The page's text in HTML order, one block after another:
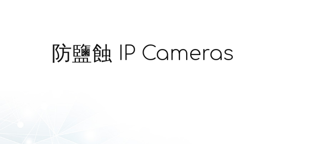
防鹽蝕 IP Cameras